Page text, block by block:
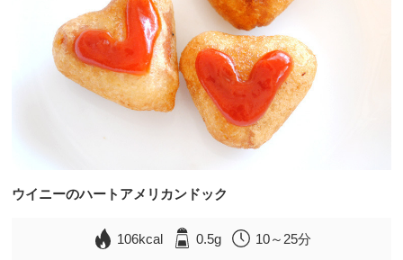
ウイニーのハートアメリカンドック
106kcal 0.5g 10～25分